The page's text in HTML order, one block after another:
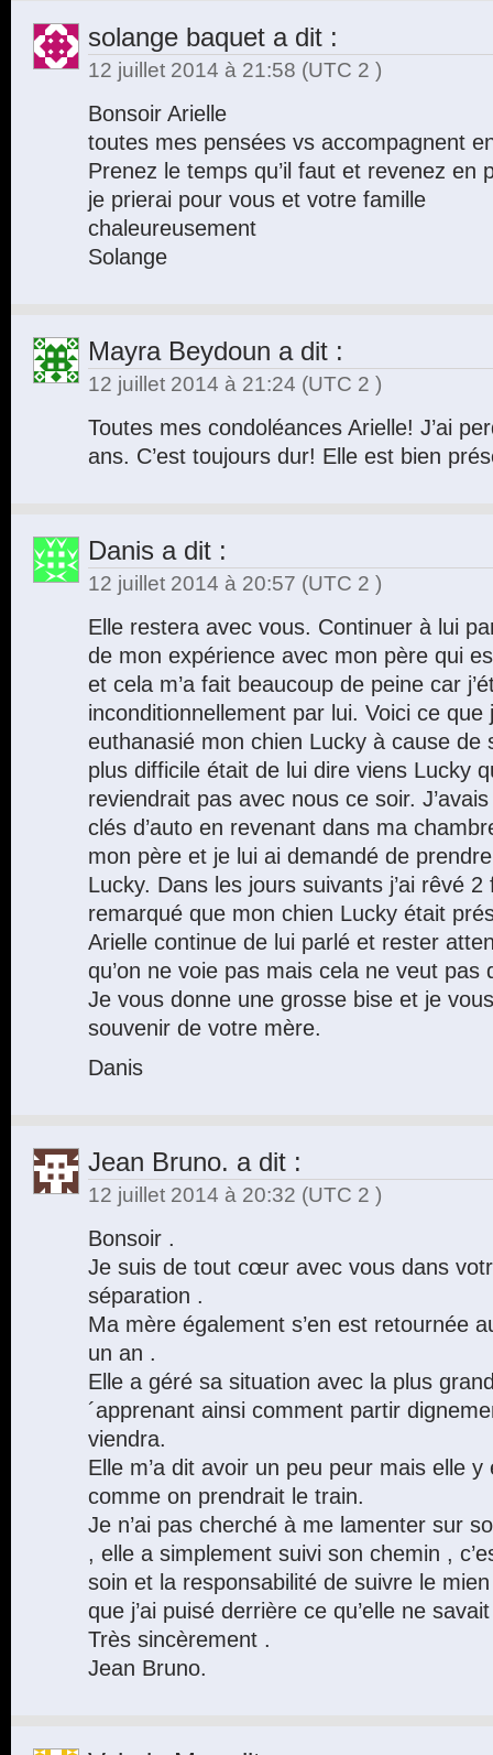
solange baquet a dit :
12 juillet 2014 à 21:58 (UTC 2 )
Bonsoir Arielle
toutes mes pensées vs accompagnent
Prenez le temps qu’il faut et revenez en
je prierai pour vous et votre famille
chaleureusement
Solange
Mayra Beydoun a dit :
12 juillet 2014 à 21:24 (UTC 2 )
Toutes mes condoléances Arielle! J’ai
ans. C’est toujours dur! Elle est bien
Danis a dit :
12 juillet 2014 à 20:57 (UTC 2 )
Elle restera avec vous. Continuer à lui
de mon expérience avec mon père qui
et cela m’a fait beaucoup de peine car
inconditionnellement par lui. Voici ce que
euthanasié mon chien Lucky à cause de
plus difficile était de lui dire viens Lucky
reviendrait pas avec nous ce soir.
clés d’auto en revenant dans ma
mon père et je lui ai demandé de
Lucky. Dans les jours suivants j’ai rêvé 2
remarqué que mon chien Lucky était
Arielle continue de lui parlé et rester
qu’on ne voie pas mais cela ne veut pas
Je vous donne une grosse bise et je
souvenir de votre mère.
Danis
Jean Bruno. a dit :
12 juillet 2014 à 20:32 (UTC 2 )
Bonsoir .
Je suis de tout cœur avec vous dans
séparation .
Ma mère également s’en est retournée
un an .
Elle a géré sa situation avec la plus
´apprenant ainsi comment partir
viendra.
Elle m’a dit avoir un peu peur mais elle
comme on prendrait le train.
Je n’ai pas cherché à me lamenter sur
, elle a simplement suivi son chemin ,
soin et la responsabilité de suivre le mien
que j’ai puisé derrière ce qu’elle ne
Très sincèrement .
Jean Bruno.